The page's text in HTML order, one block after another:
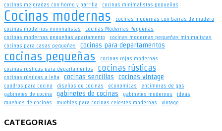
cocinas mejoradas con horno y parrilla
cocinas minimalistas pequeñas
Cocinas modernas
cocinas modernas con barras de madera
cocinas modernas minimalistas
Cocinas Modernas Pequeñas
cocinas modernas pequeñas apartamento
cocinas modernas pequeñas minimalistas
cocinas para casas pequeñas
cocinas para departamentos
cocinas pequeñas
cocinas rojas modernas
cocinas rusticas para departamentos
cocinas rústicas
cocinas rústicas a leña cocinas sencillas cocinas vintage
cuadros para cocina diseños de cocinas economicas
encimeras de gas
gabinetes de cocina
gabinetes de cocinas gabinetes modernos
ideas
muebles de cocinas
muebles para cocinas celestes modernas vintage
CATEGORIAS